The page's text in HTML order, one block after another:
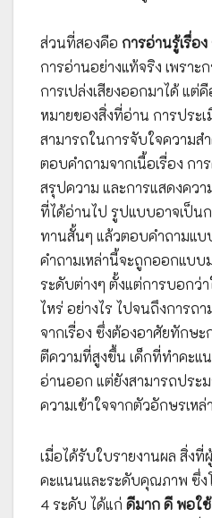
ส่วนที่สองคือ การอ่านรู้เรื่อง
การอ่านอย่างแท้จริง เพรา
การเปล่งเสียงออกมาได้ แต่
หมายของสิ่งที่อ่าน การประ
สามารถในการจับใจความส
ตอบคำถามจากเนื้อเรื่อง กา
สรุปความ และการแสดงควา
ที่ได้อ่านไป รูปแบบอาจเป็น
ทานสั้นๆ แล้วตอบคำถามแ
คำถามเหล่านี้จะถูกออกแบบ
ระดับต่างๆ ตั้งแต่การบอกว่
ไหร่ อย่างไร ไปจนถึงการถ
จากเรื่อง ซึ่งต้องอาศัยทักษะ
ตีความที่สูงขึ้น เด็กที่ทำคะแ
อ่านออก แต่ยังสามารถประ
ความเข้าใจจากตัวอักษรเห
เมื่อได้รับใบรายงานผล สิ่งที่
คะแนนและระดับคุณภาพ ซึ่ง
4 ระดับ ได้แก่ ดีมาก ดี พอใ